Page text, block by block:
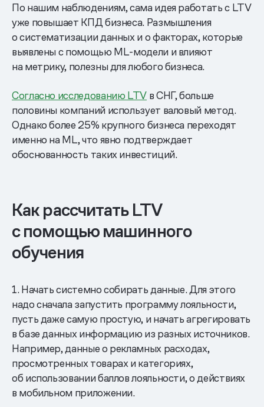
По нашим наблюдениям, сама идея работать с LTV
уже повышает КПД бизнеса. Размышления
о систематизации данных и о факторах, которые
выявлены с помощью ML-модели и влияют
на метрику, полезны для любого бизнеса.
Согласно исследованию LTV в СНГ, больше
половины компаний использует валовый метод.
Однако более 25% крупного бизнеса переходят
именно на ML, что явно подтверждает
обоснованность таких инвестиций.
Как рассчитать LTV
с помощью машинного
обучения
1. Начать системно собирать данные. Для этого
надо сначала запустить программу лояльности,
пусть даже самую простую, и начать агрегировать
в базе данных информацию из разных источников.
Например, данные о рекламных расходах,
просмотренных товарах и категориях,
об использовании баллов лояльности, о действиях
в мобильном приложении.